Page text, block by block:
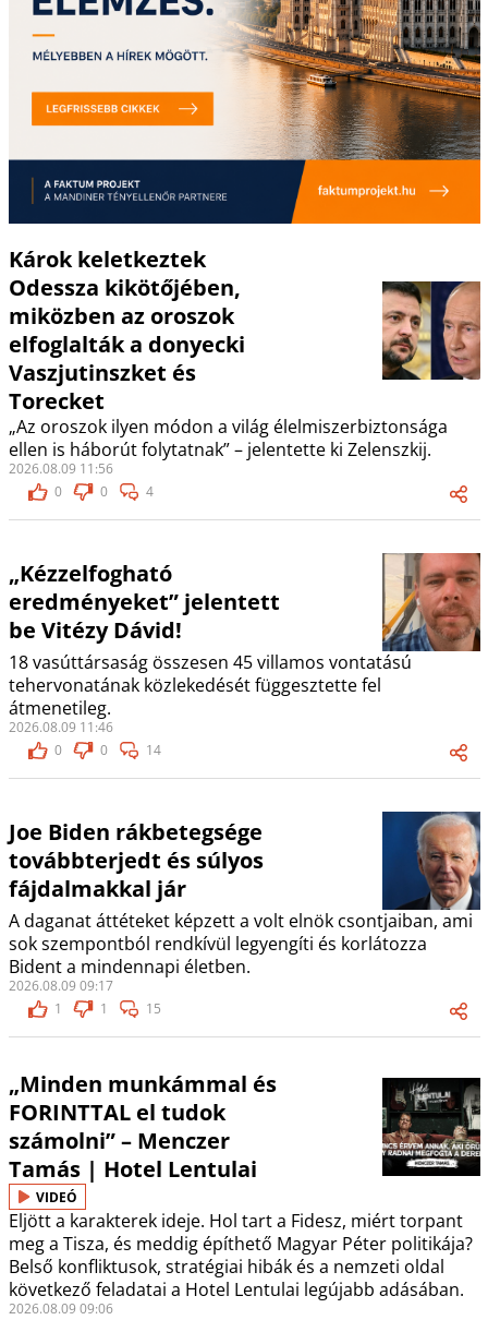
Károk keletkeztek
Odessza kikötőjében,
miközben az oroszok
elfoglalták a donyecki
Vaszjutinszket és
Torecket
„Az oroszok ilyen módon a világ élelmiszerbiztonsága
ellen is háborút folytatnak” – jelentette ki Zelenszkij.
2026.08.09 11:56
0
0 4
„Kézzelfogható
eredményeket” jelentett
be Vitézy Dávid!
18 vasúttársaság összesen 45 villamos vontatású
tehervonatának közlekedését függesztette fel
átmenetileg.
2026.08.09 11:46
0
0 14
Joe Biden rákbetegsége
továbbterjedt és súlyos
fájdalmakkal jár
A daganat áttéteket képzett a volt elnök csontjaiban, ami
sok szempontból rendkívül legyengíti és korlátozza
Bident a mindennapi életben.
2026.08.09 09:17
1
1 15
„Minden munkámmal és
FORINTTAL el tudok
számolni” – Menczer
Tamás | Hotel Lentulai
VIDEÓ
Eljött a karakterek ideje. Hol tart a Fidesz, miért torpant
meg a Tisza, és meddig építhető Magyar Péter politikája?
Belső konfliktusok, stratégiai hibák és a nemzeti oldal
következő feladatai a Hotel Lentulai legújabb adásában.
2026.08.09 09:06